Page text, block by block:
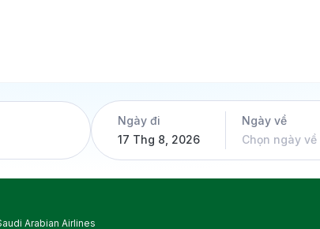
Ngày đi
17 Thg 8, 2026
Ngày về
Chọn ngày về
Arabian Airlines